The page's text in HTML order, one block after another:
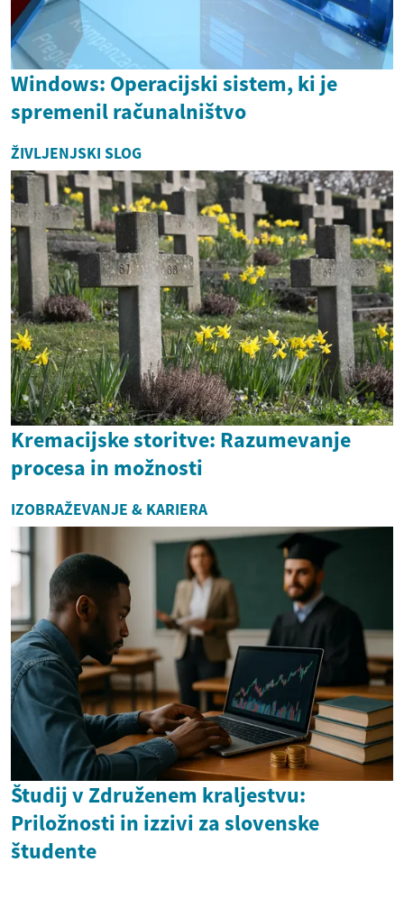
Windows: Operacijski sistem, ki je
spremenil računalništvo
ŽIVLJENJSKI SLOG
Kremacijske storitve: Razumevanje
procesa in možnosti
IZOBRAŽEVANJE & KARIERA
Študij v Združenem kraljestvu:
Priložnosti in izzivi za slovenske
študente